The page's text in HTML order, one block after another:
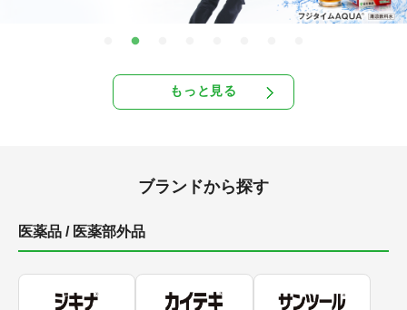
もっと見る
ブランドから探す
医薬品 / 医薬部外品